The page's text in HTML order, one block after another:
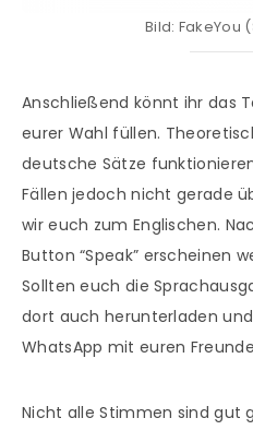
Bild: FakeYou
Anschließend könnt ihr das
eurer Wahl füllen.
deutsche Sätze
Fällen jedoch nicht gerade
wir euch zum Englischen.
Button “Speak” erscheinen
Sollten euch die
dort auch herunterladen
WhatsApp mit euren
Nicht alle Stimmen sind gut